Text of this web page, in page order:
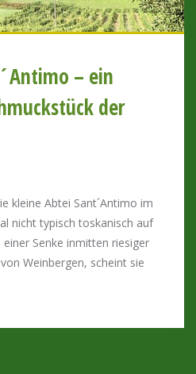
– ein
der
kleine Abtei Sant´Antimo im
nicht typisch toskanisch auf
Senke inmitten riesiger
Weinbergen, scheint sie